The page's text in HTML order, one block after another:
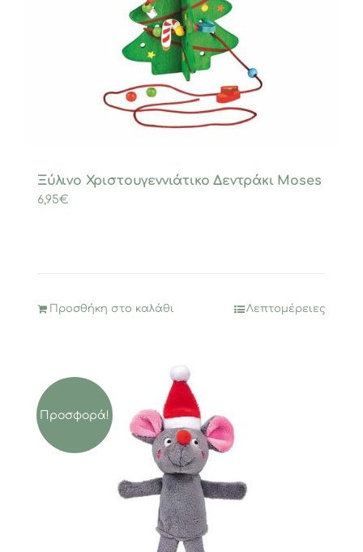
Ξύλινο Χριστουγεννιάτικο Δεντράκι Moses
6,95€
Προσθήκη στο καλάθι Λεπτομέρειες
Προσφορά!